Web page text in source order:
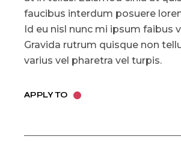
faucibus interdum posuere
Id eu nisl nunc mi ipsum faibus
Gravida rutrum quisque non
varius vel pharetra vel turpis.
APPLY TO